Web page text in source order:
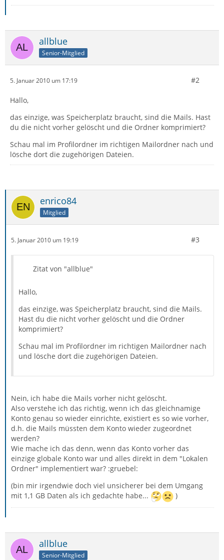
allblue
Senior-Mitglied
5. Januar 2010 um 17:19 #2
Hallo,
das einzige, was Speicherplatz braucht, sind die Mails. Hast
du die nicht vorher gelöscht und die Ordner komprimiert?
Schau mal im Profilordner im richtigen Mailordner nach und
lösche dort die zugehörigen Dateien.
enrico84
Mitglied
5. Januar 2010 um 19:19 #3
Zitat von "allblue"
Hallo,
das einzige, was Speicherplatz braucht, sind die Mails.
Hast du die nicht vorher gelöscht und die Ordner
komprimiert?
Schau mal im Profilordner im richtigen Mailordner nach
und lösche dort die zugehörigen Dateien.
Nein, ich habe die Mails vorher nicht gelöscht.
Also verstehe ich das richtig, wenn ich das gleichnamige
Konto genau so wieder einrichte, existiert es so wie vorher,
d.h. die Mails müssten dem Konto wieder zugeordnet
werden?
Wie mache ich das denn, wenn das Konto vorher das
einzige globale Konto war und alles direkt in dem "Lokalen
Ordner" implementiert war? :gruebel:
(bin mir irgendwie doch viel unsicherer bei dem Umgang
mit 1,1 GB Daten als ich gedachte habe...
)
allblue
Senior-Mitglied